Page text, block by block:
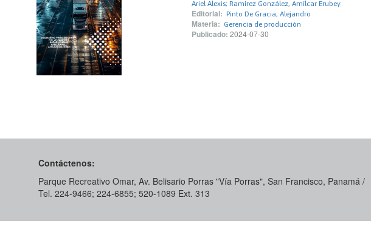
Ariel Alexis; Ramírez González, Amílcar Erubey
Editorial: Pinto De Gracia, Alejandro
Materia: Gerencia de producción
Publicado: 2024-07-30
Contáctenos:
Parque Recreativo Omar, Av. Belisario Porras "Vía Porras", San Francisco, Panamá /
Tel. 224-9466; 224-6855; 520-1089​ Ext. 313